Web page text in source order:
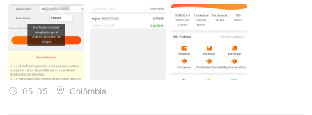
Serviços
Mercado oferece uma variedade de ativos de negociação,
(Mercado de Ações da Argentina) produtos,
projetados especificamente para produtos não padronizados,
com foco em PMEs e economias regionais. Esses produtos
ovação.
05-05 Colômbia